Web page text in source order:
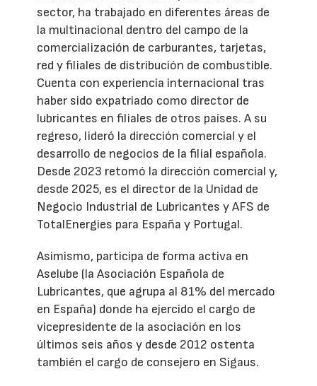
sector, ha trabajado en diferentes áreas de
la multinacional dentro del campo de la
comercialización de carburantes, tarjetas,
red y filiales de distribución de combustible.
Cuenta con experiencia internacional tras
haber sido expatriado como director de
lubricantes en filiales de otros países. A su
regreso, lideró la dirección comercial y el
desarrollo de negocios de la filial española.
Desde 2023 retomó la dirección comercial y,
desde 2025, es el director de la Unidad de
Negocio Industrial de Lubricantes y AFS de
TotalEnergies para España y Portugal.
Asimismo, participa de forma activa en
Aselube (la Asociación Española de
Lubricantes, que agrupa al 81% del mercado
en España) donde ha ejercido el cargo de
vicepresidente de la asociación en los
últimos seis años y desde 2012 ostenta
también el cargo de consejero en Sigaus.